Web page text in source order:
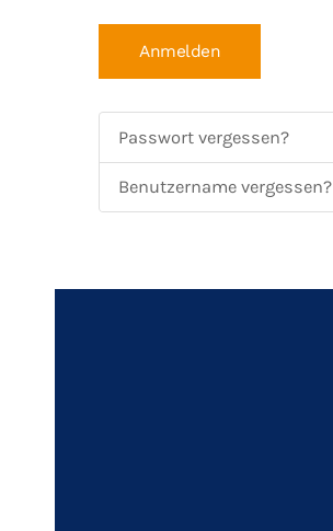
Anmelden
Passwort vergessen?
Benutzername vergessen?